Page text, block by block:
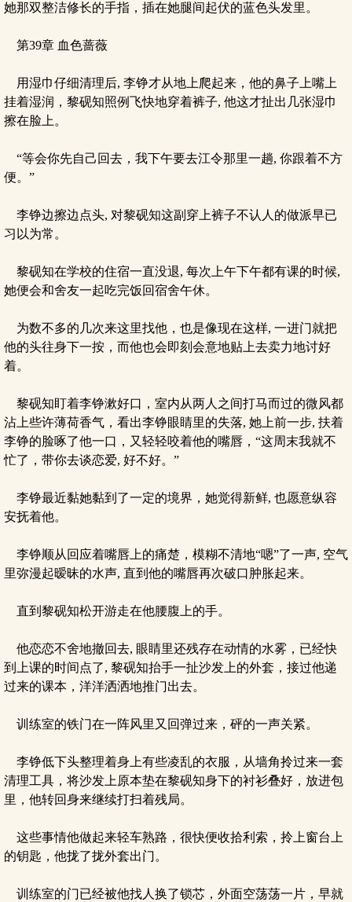
她那双整洁修长的手指，插在她腿间起伏的蓝色头发里。
第39章 血色蔷薇
用湿巾仔细清理后, 李铮才从地上爬起来，他的鼻子上嘴上
挂着湿润，黎砚知照例飞快地穿着裤子, 他这才扯出几张湿巾
擦在脸上。
“等会你先自己回去，我下午要去江令那里一趟, 你跟着不方
便。”
李铮边擦边点头, 对黎砚知这副穿上裤子不认人的做派早已
习以为常。
黎砚知在学校的住宿一直没退, 每次上午下午都有课的时候,
她便会和舍友一起吃完饭回宿舍午休。
为数不多的几次来这里找他，也是像现在这样, 一进门就把
他的头往身下一按，而他也会即刻会意地贴上去卖力地讨好
着。
黎砚知盯着李铮漱好口，室内从两人之间打马而过的微风都
沾上些许薄荷香气，看出李铮眼睛里的失落, 她上前一步, 扶着
李铮的脸啄了他一口，又轻轻咬着他的嘴唇，“这周末我就不
忙了，带你去谈恋爱, 好不好。”
李铮最近黏她黏到了一定的境界，她觉得新鲜, 也愿意纵容
安抚着他。
李铮顺从回应着嘴唇上的痛楚，模糊不清地“嗯”了一声, 空气
里弥漫起暧昧的水声, 直到他的嘴唇再次破口肿胀起来。
直到黎砚知松开游走在他腰腹上的手。
他恋恋不舍地撤回去, 眼睛里还残存在动情的水雾，已经快
到上课的时间点了, 黎砚知抬手一扯沙发上的外套，接过他递
过来的课本，洋洋洒洒地推门出去。
训练室的铁门在一阵风里又回弹过来，砰的一声关紧。
李铮低下头整理着身上有些凌乱的衣服，从墙角拎过来一套
清理工具，将沙发上原本垫在黎砚知身下的衬衫叠好，放进包
里，他转回身来继续打扫着残局。
这些事情他做起来轻车熟路，很快便收拾利索，拎上窗台上
的钥匙，他拢了拢外套出门。
训练室的门已经被他找人换了锁芯，外面空荡荡一片，早就